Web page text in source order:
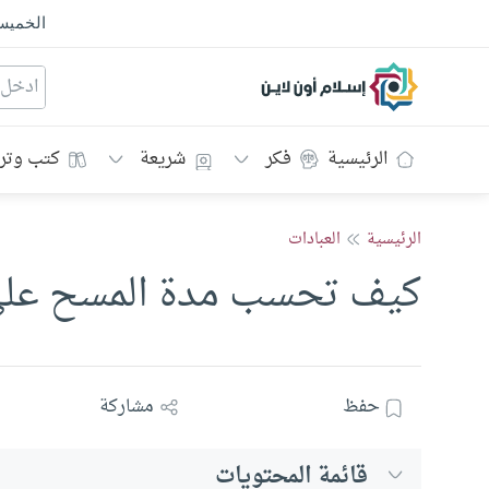
إسلام أون لاين
الرئيسية فكر شريعة كتب
الرئيسية العبادات
كيف تحسب مدة المسح
حفظ مشاركة
قائمة المحتويات